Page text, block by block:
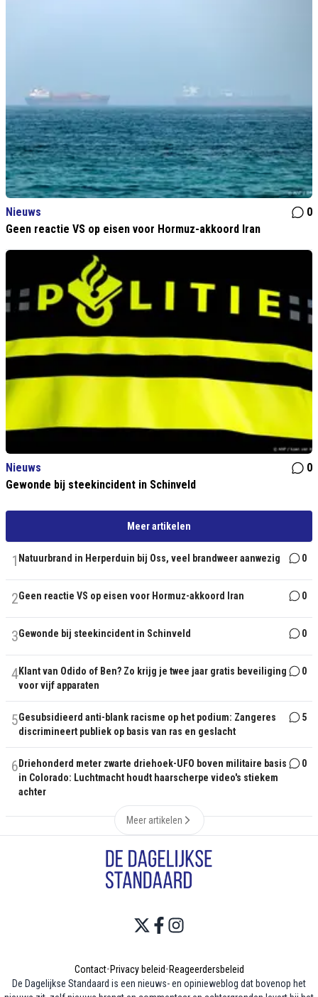
Nieuws
0
Geen reactie VS op eisen voor Hormuz-akkoord Iran
Nieuws
0
Gewonde bij steekincident in Schinveld
Meer artikelen
1 Natuurbrand in Herperduin bij Oss, veel brandweer aanwezig 0
2Geen reactie VS op eisen voor Hormuz-akkoord Iran 0
3Gewonde bij steekincident in Schinveld 0
4Klant van Odido of Ben? Zo krijg je twee jaar gratis beveiliging
voor vijf apparaten
0
5Gesubsidieerd anti-blank racisme op het podium: Zangeres
discrimineert publiek op basis van ras en geslacht
5
6 Driehonderd meter zwarte driehoek-UFO boven militaire basis
in Colorado: Luchtmacht houdt haarscherpe video's stiekem
achter
0
Meer artikelen
Contact•Privacy beleid•Reageerdersbeleid
De Dagelijkse Standaard is een nieuws- en opinieweblog dat bovenop het